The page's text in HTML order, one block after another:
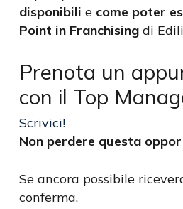
disponibili e come poter
Point in Franchisingdi
Prenota un
con il Top
Scrivici!
Non perdere questa
Se ancora possibile
conferma.